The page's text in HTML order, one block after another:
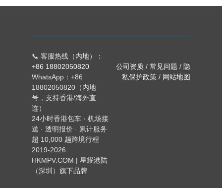
📞 客服热线（内地）：
+86 18802050820
WhatsApp：+86
18802050820（内地
号，支持香港/海外直
连）
24小时香港包车 · 机场接
送 · 透明报价 · 累计服务
超 10,000 趟跨境行程
2019-2026
HKMPV.COM | 星耀港陆
（深圳）旗下品牌
公司资质 / 常见问题 / 隐
私保护政策 / 网站地图